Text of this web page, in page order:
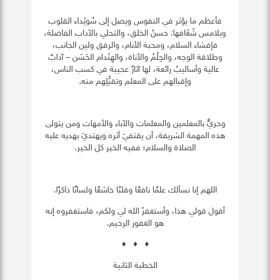
فأعظم ما يؤثر في النفوس ويصل إلى سُويْداء القلوب
ويلامس شَغَافها: حسنُ الخلق، والتحلي بالآداب الفاضلة،
فإفشاء السلام، ومحبة الأنام، والرفق ولين الجانب،
وطلاقة الوجه، والحِلْمُ والأناة، والهِنْدام الحَسَن – آدابٌ
عالية وأساليبُ رائعة، لها آثارٌ عجيبة في كسب الناس،
وإقبالهم على المعلم وتقبُّلِهم منه.
وحريٌّ بالمعلمين والمعلمات والآباء والأمهات ومن يتولى
هذه المهمة الشريفة، أن يقتفيَ أثره ويهتديَ بهديه عليه
الصلاة والسلام؛ ففيه الخير كل الخير.
اللهم إنا نسألك علمًا نافعًا وقلبًا خاشعًا ولسانًا ذاكرًا.
أقول قولي هذا، وأستغفرُ الله لي ولكم، فاستغفروه إنه
هو الغفور الرحيم.
♦ ♦ ♦
الخطبة الثانية